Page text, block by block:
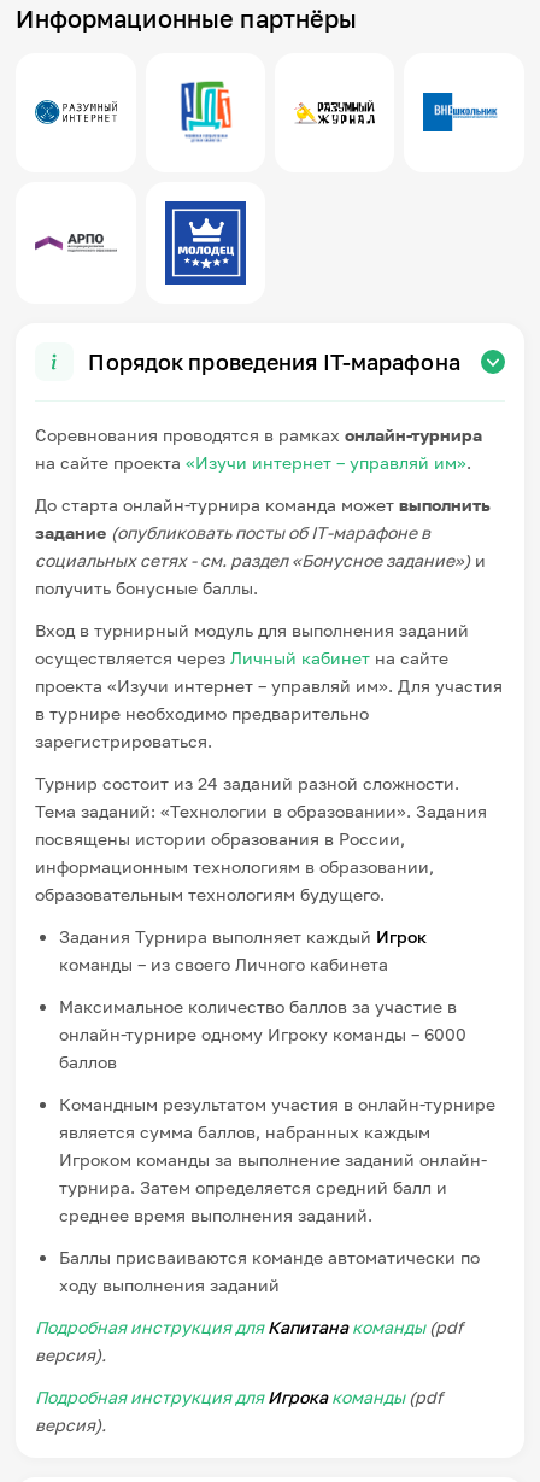
Информационные партнёры
Порядок проведения IT-марафона
Соревнования проводятся в рамкахонлайн-турнира
на сайте проекта«Изучи интернет – управляй им».
До старта онлайн-турнира команда можетвыполнить
задание (опубликовать посты об IT-марафоне в
социальных сетях - см. раздел «Бонусное задание»)и
получить бонусные баллы.
Вход в турнирный модуль для выполнения заданий
осуществляется черезЛичный кабинет на сайте
проекта «Изучи интернет – управляй им». Для участия
в турнире необходимо предварительно
зарегистрироваться.
Турнир состоит из 24 заданий разной сложности.
Тема заданий: «Технологии в образовании». Задания
посвящены истории образования в России,
информационным технологиям в образовании,
образовательным технологиям будущего.
Задания Турнира выполняет каждый Игрок
команды – из своего Личного кабинета
Максимальное количество баллов за участие в
онлайн-турнире одному Игроку команды – 6000
баллов
Командным результатом участия в онлайн-турнире
является сумма баллов, набранных каждым
Игроком команды за выполнение заданий онлайн-
турнира. Затем определяется средний балл и
среднее время выполнения заданий.
Баллы присваиваются команде автоматически по
ходу выполнения заданий
Подробная инструкция дляКапитанакоманды(pdf
версия).
Подробная инструкция дляИгрокакоманды(pdf
версия).